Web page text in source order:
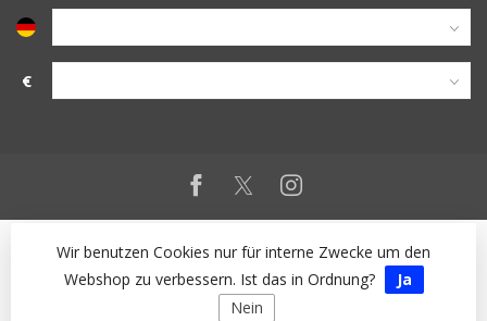
€
Wir benutzen Cookies nur für interne Zwecke um den
Webshop zu verbessern. Ist das in Ordnung?
Ja
Nein